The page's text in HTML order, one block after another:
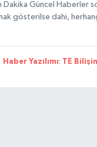
Dakika Güncel Haberler
gösterilse dahi,
Haber Yazılımı: TE